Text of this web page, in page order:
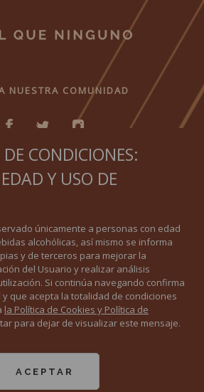
NUESTRA COMUNIDAD
QUE NINGUNO
de privacidad
de Cookies
Aviso Legal
de Jerez y Manzanilla recibe ayudas de la Unión
CONDICIONES:
Y USO DE
únicamente a personas con edad
alcohólicas, así mismo se informa
y de terceros para mejorar la
del Usuario y realizar análisis
Si continúa navegando confirma
que acepta la totalidad de condiciones
la Política de Cookies y Política de
para dejar de visualizar este mensaje.
ACEPTAR